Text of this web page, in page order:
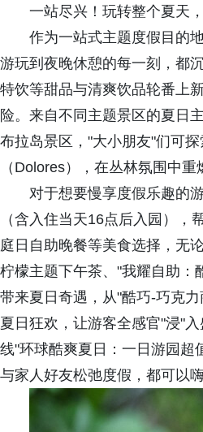
一站尽兴！玩转整个夏天
作为一站式主题度假目的
游玩到夜晚休憩的每一刻，都
特饮等甜品与清爽饮品轮番上
险。来自不同主题景区的夏日
布拉岛景区，"大小朋友"们可
（Dolores），在丛林氛围中重
对于想要慢享度假乐趣的
（含入住当天16点后入园）
庭日自助晚餐等美食选择，无
柠檬主题下午茶、"我耀自助：
带来夏日奇遇，从"酷巧-巧克
夏日狂欢，让游客全感官"浸"
线"环球酷爽夏日：一日游园超
与家人好友松弛度假，都可以嗨